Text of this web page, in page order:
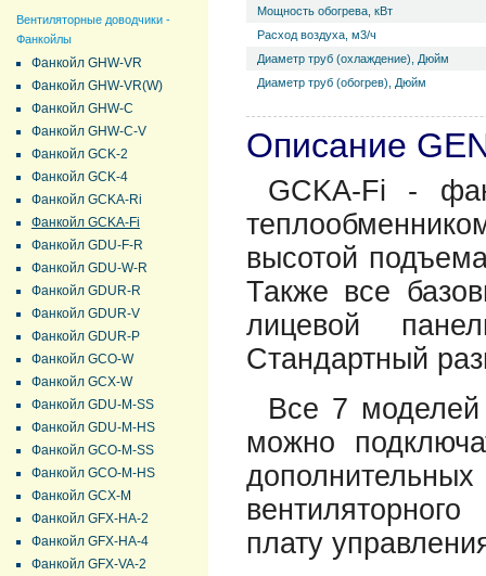
Вентиляторные доводчики -
Фанкойлы
Фанкойл GHW-VR
Фанкойл GHW-VR(W)
Фанкойл GHW-C
Фанкойл GHW-C-V
Фанкойл GCK-2
Фанкойл GCK-4
Фанкойл GCKA-Ri
Фанкойл GCKA-Fi
Фанкойл GDU-F-R
Фанкойл GDU-W-R
Фанкойл GDUR-R
Фанкойл GDUR-V
Фанкойл GDUR-P
Фанкойл GCO-W
Фанкойл GCX-W
Фанкойл GDU-M-SS
Фанкойл GDU-M-HS
Фанкойл GCO-M-SS
Фанкойл GCO-M-HS
Фанкойл GCX-M
Фанкойл GFX-HA-2
Фанкойл GFX-HA-4
Фанкойл GFX-VA-2
Мощность обогрева, кВт
Расход воздуха, м3/ч
Диаметр труб (охлаждение), Дюйм
Диаметр труб (обогрев), Дюйм
Описание
GCKA-Fi -
высотой
Также все
лицевой
Стандартный
Все 7 моделей
можно
плату